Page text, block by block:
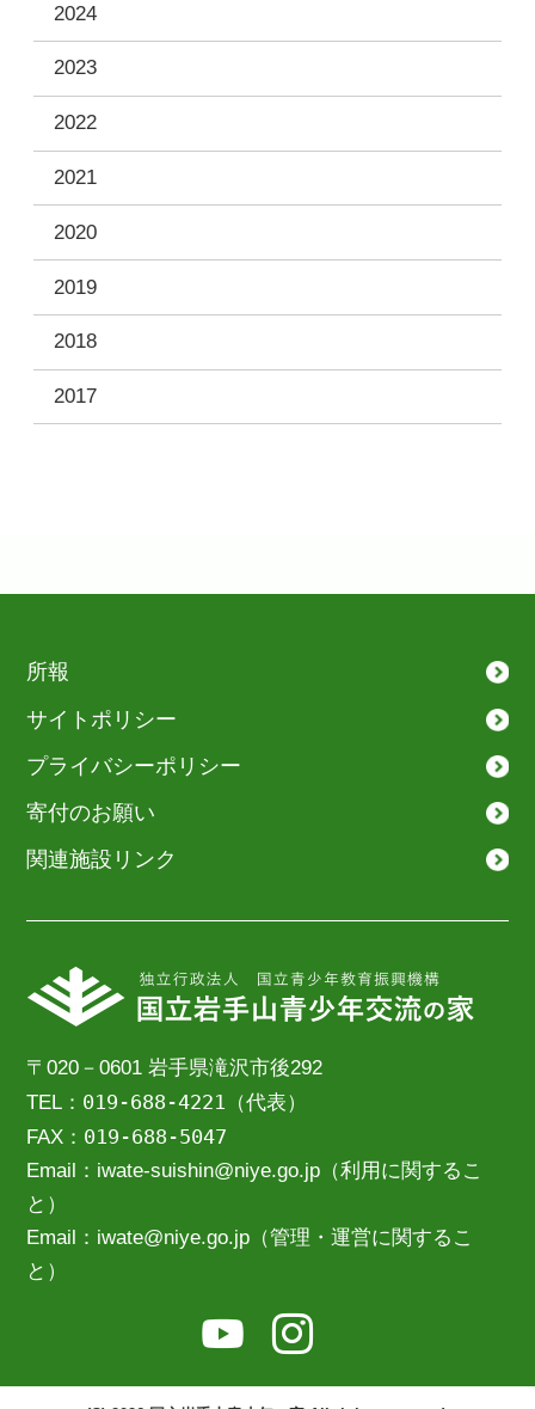
2024
2023
2022
2021
2020
2019
2018
2017
〒020－0601 岩手県滝沢市後292
TEL： 019-688-4221
（代表）
FAX： 019-688-5047
Email：iwate-suishin@niye.go.jp（利用に関するこ
と）
Email：iwate@niye.go.jp（管理・運営に関するこ
と）
所報
サイトポリシー
プライバシーポリシー
寄付のお願い
関連施設リンク